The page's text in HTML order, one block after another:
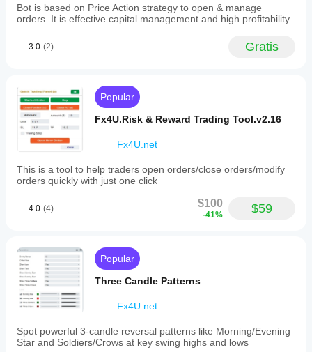
entry
points
key
turning
Perfil del indicador
Bot is based on Price Action strategy to open & manage
orders. It is effective capital management and high profitability
3.0 (2) Gratis
Popular
Fx4U.Risk & Reward Trading Tool.v2.16
Fx4U.net
This is a tool to help traders open orders/close orders/modify
orders quickly with just one click
4.0 (4) $100
-41% $59
Popular
Three Candle Patterns
Fx4U.net
Spot powerful 3-candle reversal patterns like Morning/Evening
Star and Soldiers/Crows at key swing highs and lows